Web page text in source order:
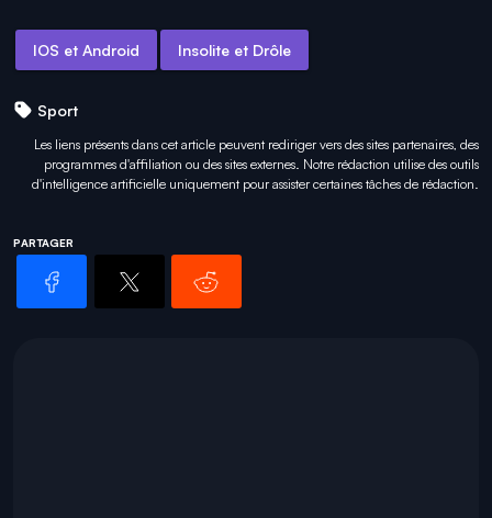
IOS et Android Insolite et Drôle
Sport
Les liens présents dans cet article peuvent rediriger vers des sites partenaires, des
programmes d'affiliation ou des sites externes. Notre rédaction utilise des outils
d'intelligence artificielle uniquement pourassister certaines tâches de rédaction.
PARTAGER